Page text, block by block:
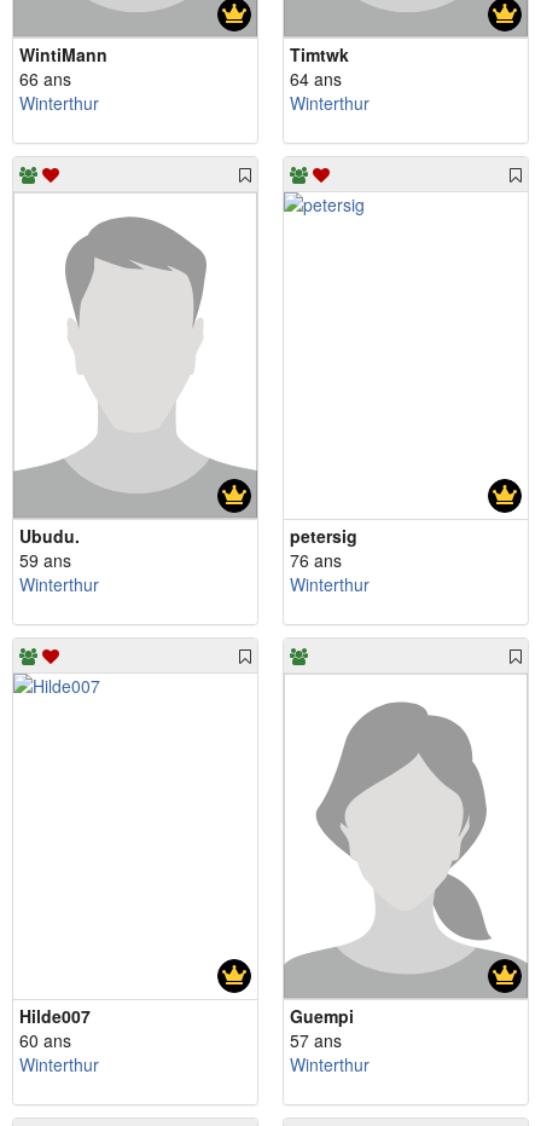
WintiMann
66 ans
Winterthur
Timtwk
64 ans
Winterthur
Ubudu.
59 ans
Winterthur
petersig
76 ans
Winterthur
Hilde007
60 ans
Winterthur
Guempi
57 ans
Winterthur